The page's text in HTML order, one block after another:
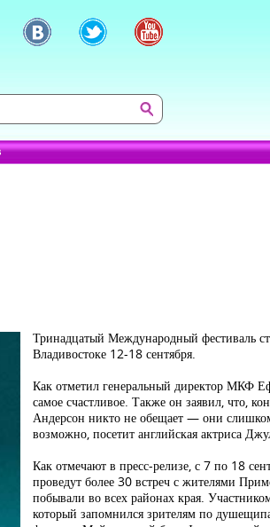
Тринадцатый Международный фестиваль
Владивостоке 12-18 сентября.
Как отметил генеральный директор МКФ
самое счастливое. Также он заявил, что,
Андерсон никто не обещает — они
возможно, посетит английская актриса
Как отмечают в пресс-релизе, с 7 по 18
проведут более 30 встреч с жителями
побывали во всех районах края.
который запомнился зрителям по